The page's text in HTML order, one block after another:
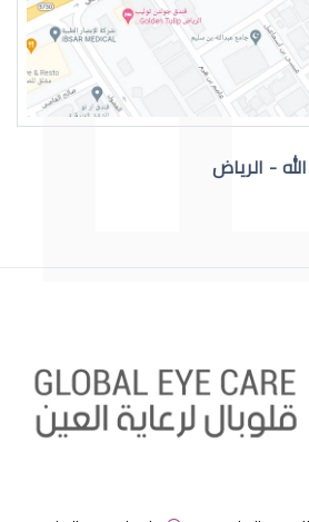
الشبكية في العين
الصباغي